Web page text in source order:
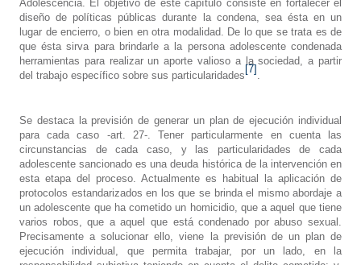
Adolescencia. El objetivo de este capítulo consiste en fortalecer el
diseño de políticas públicas durante la condena, sea ésta en un
lugar de encierro, o bien en otra modalidad. De lo que se trata es de
que ésta sirva para brindarle a la persona adolescente condenada
herramientas para realizar un aporte valioso a la sociedad, a partir
del trabajo específico sobre sus particularidades
[7]
.
Se destaca la previsión de generar un plan de ejecución individual
para cada caso -art. 27-. Tener particularmente en cuenta las
circunstancias de cada caso, y las particularidades de cada
adolescente sancionado es una deuda histórica de la intervención en
esta etapa del proceso. Actualmente es habitual la aplicación de
protocolos estandarizados en los que se brinda el mismo abordaje a
un adolescente que ha cometido un homicidio, que a aquel que tiene
varios robos, que a aquel que está condenado por abuso sexual.
Precisamente a solucionar ello, viene la previsión de un plan de
ejecución individual, que permita trabajar, por un lado, en la